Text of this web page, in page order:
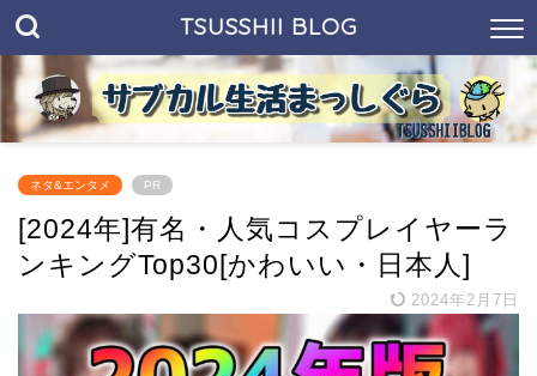
TSUSSHII BLOG
ネタ&エンタメ PR
[2024年]有名・人気コスプレイヤーラ
ンキングTop30[かわいい・日本人]
2024年2月7日